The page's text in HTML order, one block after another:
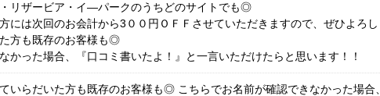
リザービア・イ―パークのうちどのサイトでも◎
には次回のお会計から3００円ＯＦＦさせていただきますので、ぜひよろし
方も既存のお客様も◎
かった場合、『口コミ書いたよ！』と一言いただけたらと思います！！
いらだいた方も既存のお客様も◎ こちらでお名前が確認できなかった場合